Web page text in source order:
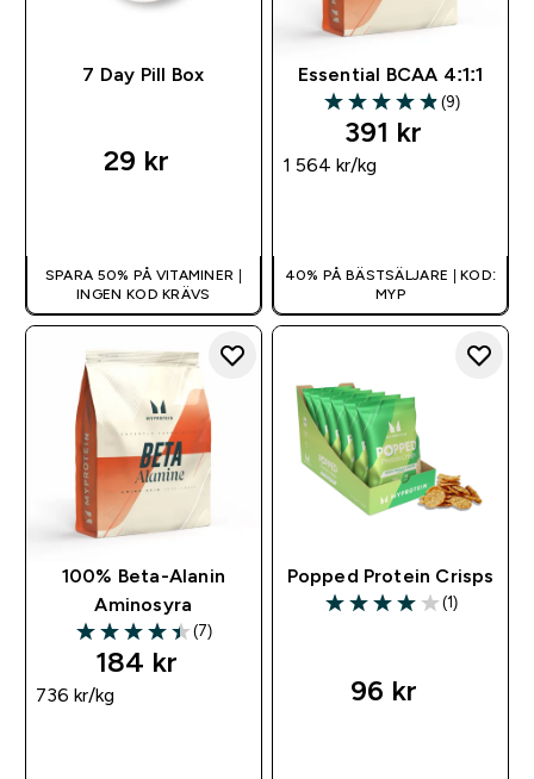
7 Day Pill Box
29 kr‎
SPARA 50% PÅ VITAMINER |
INGEN KOD KRÄVS
Essential BCAA 4:1:1
4.89 out of 5 stars
(9)
391 kr‎
1 564 kr‎/kg
40% PÅ BÄSTSÄLJARE | KOD:
MYP
100% Beta-Alanin
Aminosyra
4.43 out of 5 stars
(7)
184 kr‎
736 kr‎/kg
Popped Protein Crisps
4 out of 5 stars
(1)
96 kr‎